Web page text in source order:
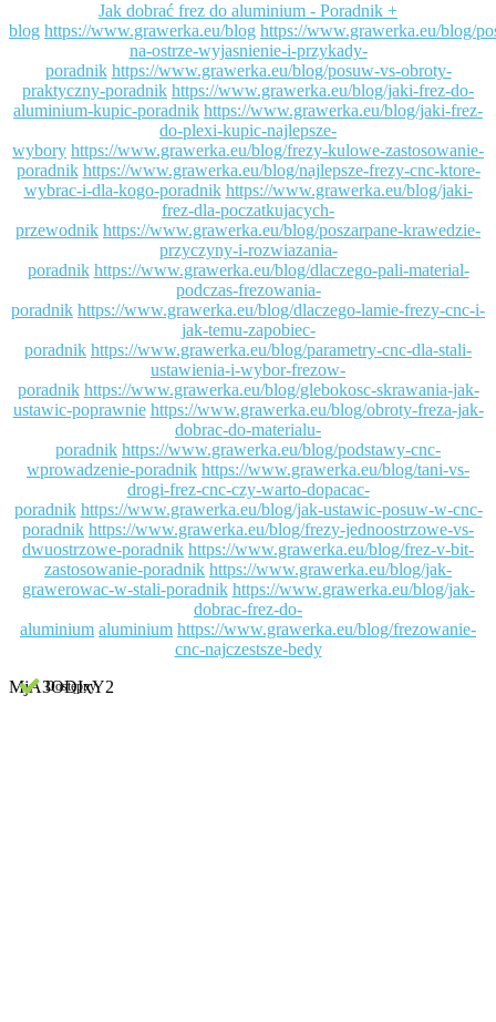
Dostępny
Jak dobrać frez do aluminium - Poradnik +
blog https://www.grawerka.eu/blog https://www.grawerka.eu/blog/
na-ostrze-wyjasnienie-i-przykady-
poradnik https://www.grawerka.eu/blog/posuw-vs-obroty-
praktyczny-poradnik https://www.grawerka.eu/blog/jaki-frez-do-
aluminium-kupic-poradnik https://www.grawerka.eu/blog/jaki-frez-
do-plexi-kupic-najlepsze-
wybory https://www.grawerka.eu/blog/frezy-kulowe-zastosowanie-
poradnik https://www.grawerka.eu/blog/najlepsze-frezy-cnc-ktore-
wybrac-i-dla-kogo-poradnik https://www.grawerka.eu/blog/jaki-
frez-dla-poczatkujacych-
przewodnik https://www.grawerka.eu/blog/poszarpane-krawedzie-
przyczyny-i-rozwiazania-
poradnik https://www.grawerka.eu/blog/dlaczego-pali-material-
podczas-frezowania-
poradnik https://www.grawerka.eu/blog/dlaczego-lamie-frezy-cnc-i-
jak-temu-zapobiec-
poradnik https://www.grawerka.eu/blog/parametry-cnc-dla-stali-
ustawienia-i-wybor-frezow-
poradnik https://www.grawerka.eu/blog/glebokosc-skrawania-jak-
ustawic-poprawnie https://www.grawerka.eu/blog/obroty-freza-jak-
dobrac-do-materialu-
poradnik https://www.grawerka.eu/blog/podstawy-cnc-
wprowadzenie-poradnik https://www.grawerka.eu/blog/tani-vs-
drogi-frez-cnc-czy-warto-dopacac-
poradnik https://www.grawerka.eu/blog/jak-ustawic-posuw-w-cnc-
poradnik https://www.grawerka.eu/blog/frezy-jednoostrzowe-vs-
dwuostrzowe-poradnik https://www.grawerka.eu/blog/frez-v-bit-
zastosowanie-poradnik https://www.grawerka.eu/blog/jak-
grawerowac-w-stali-poradnik https://www.grawerka.eu/blog/jak-
dobrac-frez-do-
aluminium aluminium https://www.grawerka.eu/blog/frezowanie-
cnc-najczestsze-bedy
MjA3ODIxY2